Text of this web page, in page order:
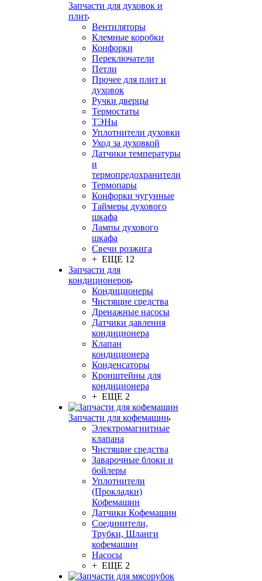
Запчасти для духовок и
плит
Вентиляторы
Клемные коробки
Конфорки
Переключатели
Петли
Прочее для плит и
духовок
Ручки дверцы
Термостаты
ТЭНы
Уплотнители духовки
Уход за духовкой
Датчики температуры
и
термопредохранители
Термопары
Конфорки чугунные
Таймеры духового
шкафа
Лампы духового
шкафа
Свечи розжига
+ ЕЩЕ 12
Запчасти для
кондиционеров
Кондиционеры
Чистящие средства
Дренажные насосы
Датчики давления
кондиционера
Клапан
кондиционера
Конденсаторы
Кронштейны для
кондиционера
+ ЕЩЕ 2
Запчасти для кофемашин
Электромагнитные
клапана
Чистящие средства
Заварочные блоки и
бойлеры
Уплотнители
(Прокладки)
Кофемашин
Датчики Кофемашин
Соединители,
Трубки, Шланги
кофемашин
Насосы
+ ЕЩЕ 2